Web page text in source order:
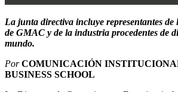
La junta directiva incluye representantes de
de GMAC y de la industria procedentes de
mundo.
PorCOMUNICACIÓN
BUSINESS SCHOOL